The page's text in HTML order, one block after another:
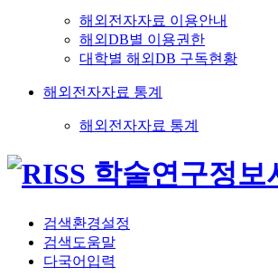
해외전자자료 이용안내
해외DB별 이용권한
대학별 해외DB 구독현황
해외전자자료 통계
해외전자자료 통계
검색환경설정
검색도움말
다국어입력